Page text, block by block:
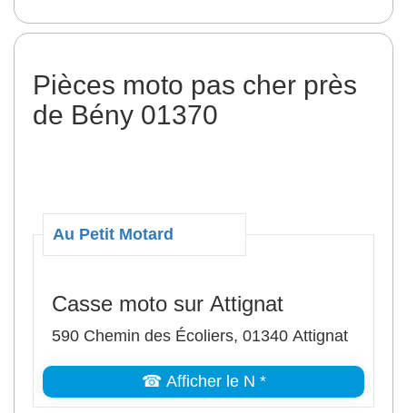
Pièces moto pas cher près
de Bény 01370
Au Petit Motard
Casse moto sur Attignat
590 Chemin des Écoliers, 01340 Attignat
☎ Afficher le N *